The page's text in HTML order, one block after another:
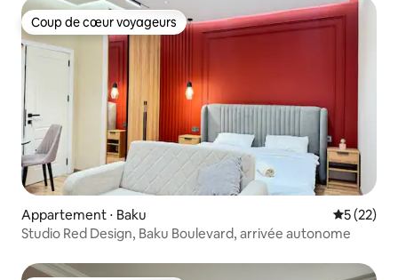
Coup de cœur voyageurs
Coup de cœur voyageurs
Appartement ⋅ Baku
5 (22)
Studio Red Design, Baku Boulevard, arrivée autonome